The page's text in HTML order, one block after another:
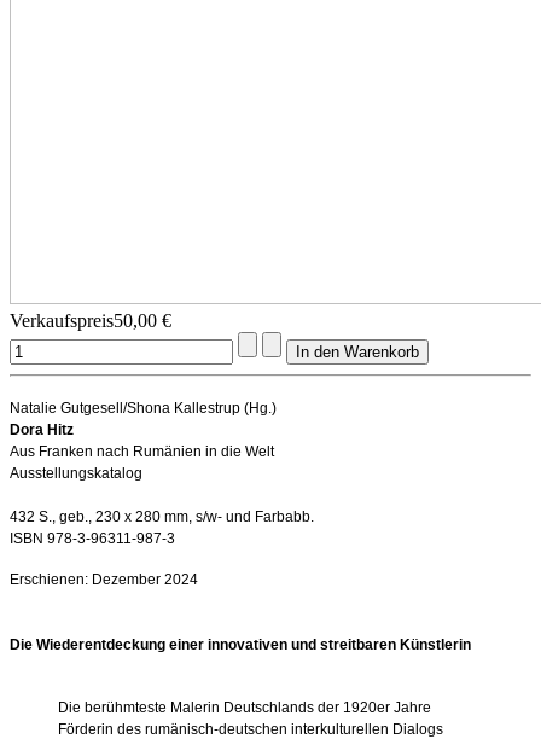
Verkaufspreis50,00 €
Natalie Gutgesell/Shona Kallestrup (Hg.)
Dora Hitz
Aus Franken nach Rumänien in die Welt
Ausstellungskatalog
432 S., geb., 230 x 280 mm, s/w- und Farbabb.
ISBN 978-3-96311-987-3
Erschienen: Dezember 2024
Die Wiederentdeckung einer innovativen und streitbaren Künstlerin
Die berühmteste Malerin Deutschlands der 1920er Jahre
Förderin des rumänisch-deutschen interkulturellen Dialogs